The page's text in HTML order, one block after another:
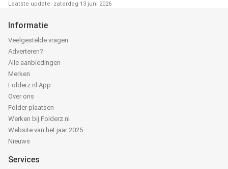
Laatste update: zaterdag 13 juni 2026
Informatie
Veelgestelde vragen
Adverteren?
Alle aanbiedingen
Merken
Folderz.nl App
Over ons
Folder plaatsen
Werken bij Folderz.nl
Website van het jaar 2025
Nieuws
Services